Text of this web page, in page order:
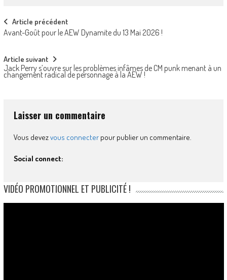
Post
navigation
Article précédent
Avant-Goût pour le AEW Dynamite du 13 Mai 2026 !
Article suivant
Jack Perry s’ouvre sur les problèmes infâmes de CM punk menant à un
changement radical de personnage à la AEW !
Laisser un commentaire
Vous devezvous connecterpour publier un commentaire.
Social connect:
VIDÉO PROMOTIONNEL ET PUBLICITÉ !